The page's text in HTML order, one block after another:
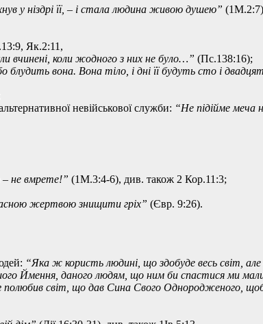
у ніздрі її, – і стала людина живою душею”
Як.2:11,
вчинені, коли жодного з них не було…” (Пс.138:16);
блудить вона. Вона тіло, і дні її будуть сто і
невійськової служби: “Не підійме меча
– не вмрете!” (1М.3:4-6), див. також 2 Кор.11:3;
жертвою знищити гріх” (Євр. 9:26).
“Яка ж користь людині, що здобуде весь світ,
Ймення, даного людям, що ним би спастися ми
полюбив світ, що дав Сина Свого Однородженого,